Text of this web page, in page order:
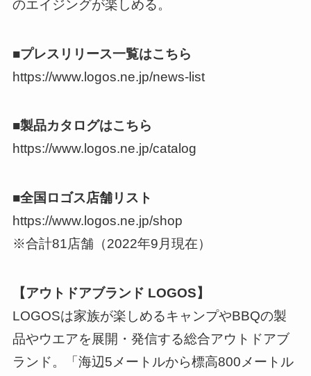
のエイジングが楽しめる。
■プレスリリース一覧はこちら
https://www.logos.ne.jp/news-list
■製品カタログはこちら
https://www.logos.ne.jp/catalog
■全国ロゴス店舗リスト
https://www.logos.ne.jp/shop
※合計81店舗（2022年9月現在）
【アウトドアブランド LOGOS】
LOGOSは家族が楽しめるキャンプやBBQの製
品やウエアを展開・発信する総合アウトドアブ
ランド。「海辺5メートルから標高800メートル